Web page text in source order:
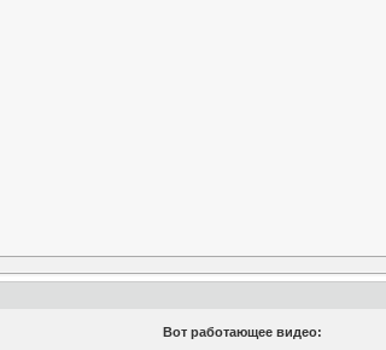
Вот работающее видео: